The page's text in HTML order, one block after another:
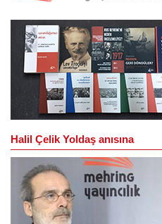
Halil Çelik Yoldaş anısına